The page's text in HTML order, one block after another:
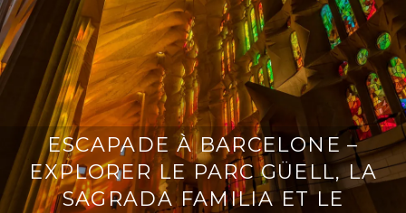
ESCAPADE À BARCELONE –
EXPLORER LE PARC GÜELL, LA
SAGRADA FAMILIA ET LE